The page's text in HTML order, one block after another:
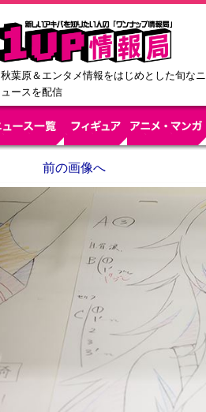
秋葉原＆エンタメ情報をはじめとした旬なニ
ュースを配信
前の画像へ